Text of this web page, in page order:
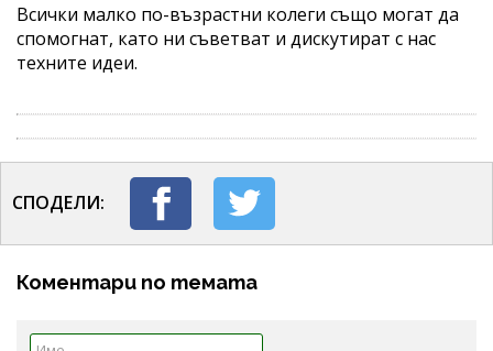
Всички малко по-възрастни колеги също могат да
спомогнат, като ни съветват и дискутират с нас
техните идеи.
СПОДЕЛИ:
Коментари по темата